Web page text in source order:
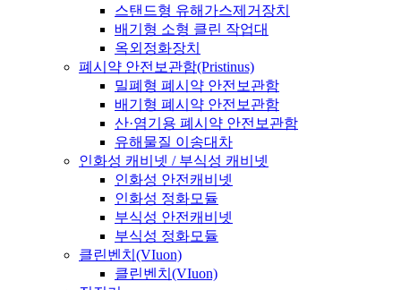
스탠드형 유해가스제거장치
배기형 소형 클린 작업대
옥외정화장치
폐시약 안전보관함(Pristinus)
밀폐형 폐시약 안전보관함
배기형 폐시약 안전보관함
산·염기용 폐시약 안전보관함
유해물질 이송대차
인화성 캐비넷 / 부식성 캐비넷
인화성 안전캐비넷
인화성 정화모듈
부식성 안전캐비넷
부식성 정화모듈
클린벤치(VIuon)
클린벤치(VIuon)